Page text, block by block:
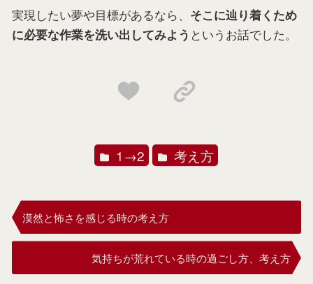
実現したい夢や目標があるなら、 そこに辿り着くため
に必要な作業を洗い出してみよう というお話でした。
1→2 考え方
漠然と怖さを感じる時の考え方
気持ちが荒れている時の過ごし方、考え方